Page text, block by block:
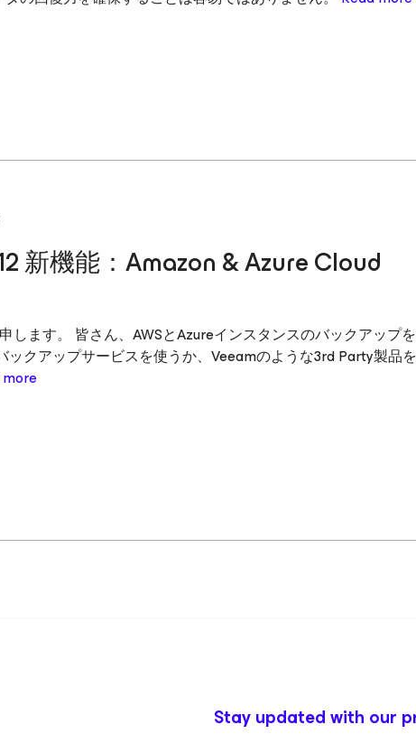
新機能：Amazon & Azure Cloud
します。 皆さん、AWSとAzureインスタンスのバックアップ
クアップサービスを使うか、Veeamのような3rd Party製品
Stay updated with our